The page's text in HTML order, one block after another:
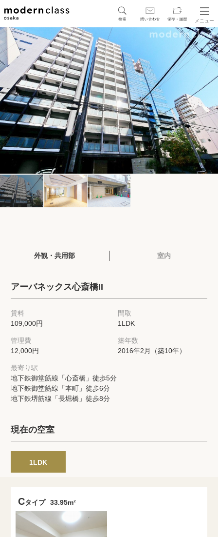
メニュー
SEARCH
地図から探す 駅・路線から探す
区から探す
人気エリアから探す
アクセスランキング
保存した検索条件
店舗・スタッフ紹介
希望条件を伝えてプロに探してもらう
来店予約
各種お問い合わせ
高級賃貸物件コラム modern classについて
プライバシーポリシー クッキーポリシー
商標について
外観・共用部 室内
アーバネックス心斎橋II
賃料
109,000円
間取
1LDK
管理費
12,000円
築年数
2016年2月（築10年）
最寄り駅
地下鉄御堂筋線「心斎橋」徒歩5分
地下鉄御堂筋線「本町」徒歩6分
地下鉄堺筋線「長堀橋」徒歩8分
現在の空室
1LDK
Cタイプ 33.95m²